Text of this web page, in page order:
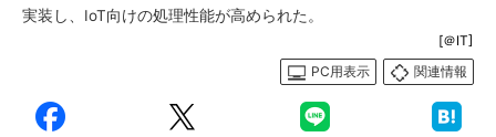
実装し、IoT向けの処理性能が高められた。
[＠IT]
PC用表示
関連情報